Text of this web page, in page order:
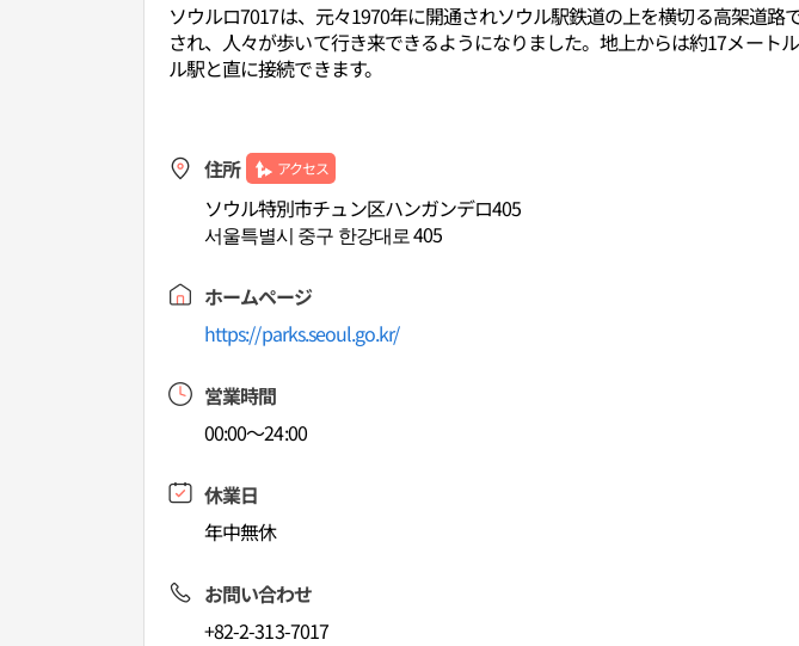
ソウルロ7017は、元々1970年に開通されソウル駅鉄道の上を横切る高架道
され、人々が歩いて行き来できるようになりました。地上からは約17メー
ル駅と直に接続できます。
住所 アクセス
ソウル特別市チュン区ハンガンデロ405
서울특별시 중구 한강대로 405
ホームページ
https://parks.seoul.go.kr/
営業時間
00:00～24:00
休業日
年中無休
お問い合わせ
+82-2-313-7017